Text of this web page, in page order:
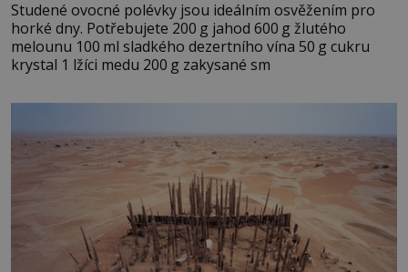
Studené ovocné polévky jsou ideálním osvěžením pro
horké dny. Potřebujete 200 g jahod 600 g žlutého
melounu 100 ml sladkého dezertního vína 50 g cukru
krystal 1 lžíci medu 200 g zakysané sm